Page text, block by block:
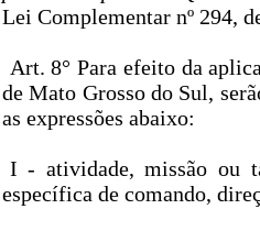
Lei Complementar nº 294,
Art. 8° Para efeito da
de Mato Grosso do Sul,
as expressões abaixo:
I - atividade, missão ou
específica de comando,